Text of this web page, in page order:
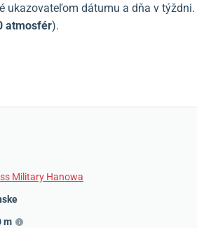
ukazovateľom dátumu a dňa v týždni.
atmosfér).
Military Hanowa
m